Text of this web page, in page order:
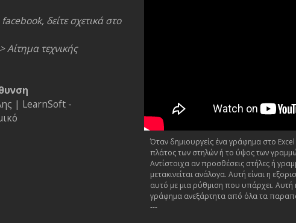
δείτε σχετικά στο
Αίτημα τεχνικής
| LearnSoft -
Όταν δημιουργείς ένα γράφημα στο
πλάτος των στηλών ή το ύψος των
Αντίστοιχα αν προσθέσεις στήλες ή
μετακινείται ανάλογα. Αυτή είναι η
αυτό με μια ρύθμιση που υπάρχει.
γράφημα ανεξάρτητα από όλα τα
---